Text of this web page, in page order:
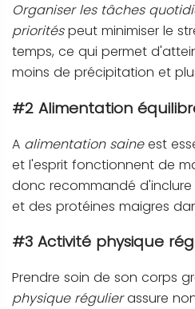
Organiser les tâches
prioritéspeut minimiser le
temps, ce qui permet
moins de précipitation et
#2 Alimentation
A alimentation saineest
et l'esprit fonctionnent de
donc recommandé d'inclure
et des protéines maigres
#3 Activité physique
Prendre soin de son corps
physique régulierassure